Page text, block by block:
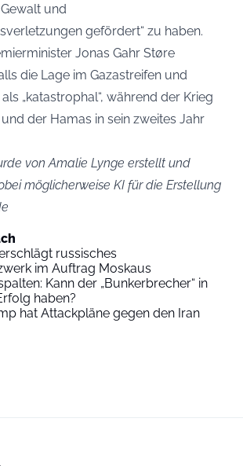
und
gefördert“ zu haben.
Jonas Gahr Støre
die Lage im Gazastreifen und
„katastrophal“, während der Krieg
der Hamas in sein zweites Jahr
von Amalie Lynge erstellt und
möglicherweise KI für die Erstellung
russisches
im Auftrag Moskaus
Kann der „Bunkerbrecher“ in
haben?
hat Attackpläne gegen den Iran